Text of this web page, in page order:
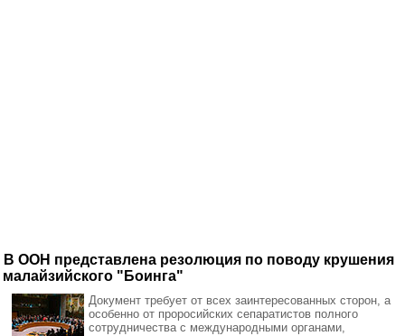
В ООН представлена резолюция по поводу крушения
малайзийского "Боинга"
Документ требует от всех заинтересованных сторон, а
особенно от проросийских сепаратистов полного
сотрудничества с международными органами,